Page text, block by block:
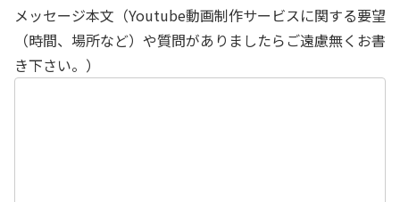
メッセージ本文（Youtube動画制作サービスに関する要望
（時間、場所など）や質問がありましたらご遠慮無くお書
き下さい。）